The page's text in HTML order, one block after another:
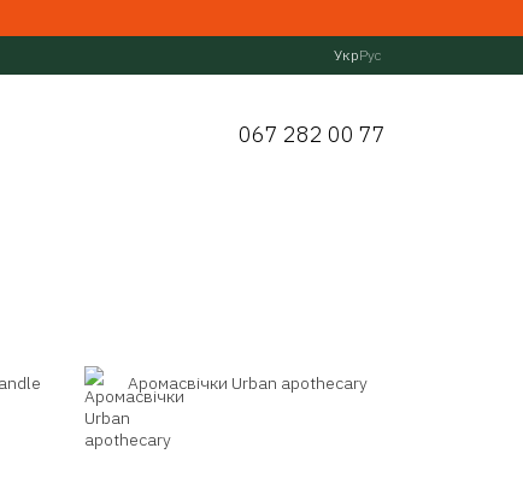
УкрРус
067 282 00 77
Аромасвічки Urban apothecary